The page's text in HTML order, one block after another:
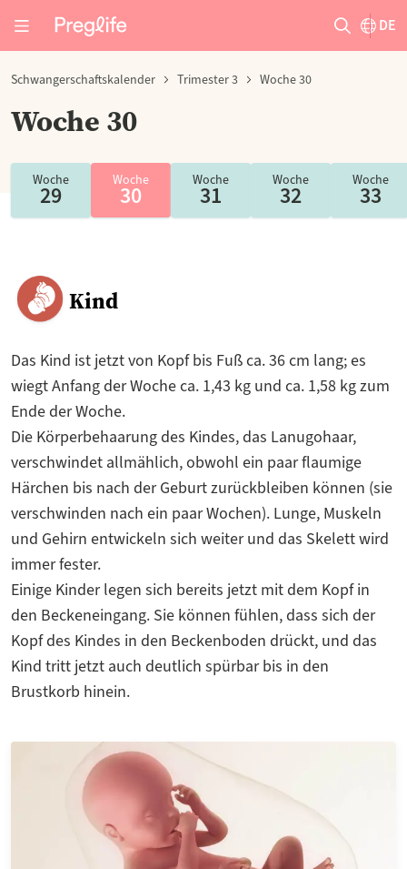
DE
Schwangerschaftskalender Trimester 3 Woche 30
Woche 30
Woche
29
Woche
30
Woche
31
Woche
32
Woche
33
Kind
Das Kind ist jetzt von Kopf bis Fuß ca. 36 cm lang; es
wiegt Anfang der Woche ca. 1,43 kg und ca. 1,58 kg zum
Ende der Woche.
Die Körperbehaarung des Kindes, das Lanugohaar,
verschwindet allmählich, obwohl ein paar flaumige
Härchen bis nach der Geburt zurückbleiben können (sie
verschwinden nach ein paar Wochen). Lunge, Muskeln
und Gehirn entwickeln sich weiter und das Skelett wird
immer fester.
Einige Kinder legen sich bereits jetzt mit dem Kopf in
den Beckeneingang. Sie können fühlen, dass sich der
Kopf des Kindes in den Beckenboden drückt, und das
Kind tritt jetzt auch deutlich spürbar bis in den
Brustkorb hinein.